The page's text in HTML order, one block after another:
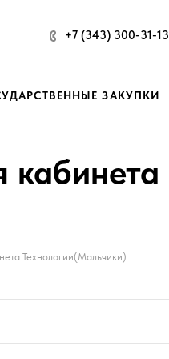
+7 (343) 300-31-13
ЗАКУПКИ
кабинета
Технологии(Мальчики)